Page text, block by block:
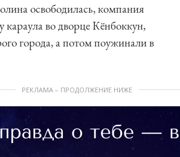
освободилась, компания
во дворце Кёнбоккун,
города, а потом поужинали в
РЕКЛАМА – ПРОДОЛЖЕНИЕ НИЖЕ